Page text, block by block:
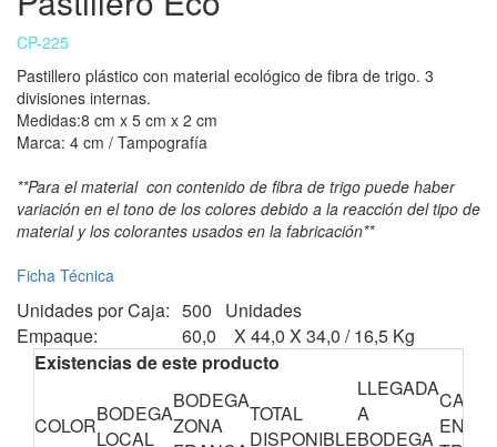
CP-225
Pastillero plástico con material ecológico de fibra de trigo. 3
divisiones internas.
Medidas:8 cm x 5 cm x 2 cm
Marca: 4 cm / Tampografía
**Para el material con contenido de fibra de trigo puede haber
variación en el tono de los colores debido a la reacción del tipo de
material y los colorantes usados en la fabricación**
Ficha Técnica
Unidades por Caja: 500 Unidades
Empaque:
60,0 X 44,0 X 34,0 / 16,5 Kg
Existencias de este producto
COLORBODEGA
LOCAL
BODEGA
ZONA
TOTAL
DISPONIBLE
LLEGADA
A
BODEGA
EN